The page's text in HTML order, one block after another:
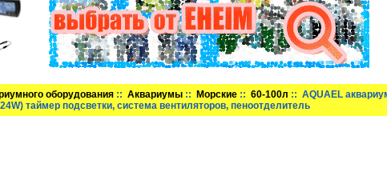
оборудования ::Аквариумы :: Морские ::60-100л :: AQUAEL
таймер подсветки, система вентиляторов, пеноотделитель